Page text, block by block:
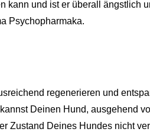
kann und ist er überall
Psychopharmaka.
regenerieren und
Deinen Hund, ausgehend
Zustand Deines Hundes nicht